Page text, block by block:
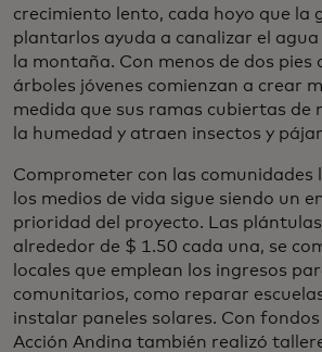
crecimiento lento, cada hoyo que la
plantarlos ayuda a canalizar el
la montaña. Con menos de dos pies
árboles jóvenes comienzan a crear
medida que sus ramas cubiertas de
la humedad y atraen insectos y
Comprometer con las comunidades
los medios de vida sigue siendo un
prioridad del proyecto. Las
alrededor de $ 1.50 cada una, se
locales que emplean los ingresos
comunitarios, como reparar
instalar paneles solares. Con
Acción Andina también realizó